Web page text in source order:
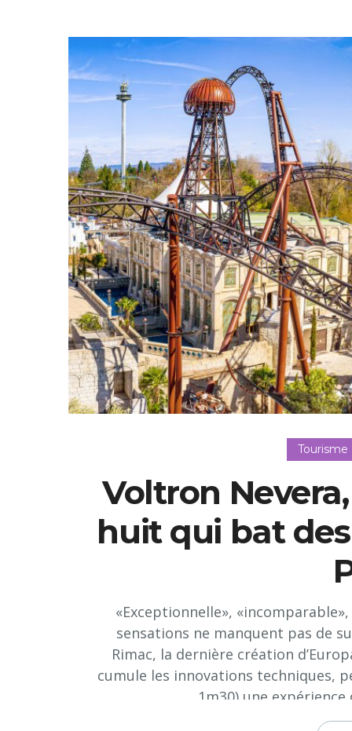
Voltron
huit qui bat
«Exceptionnelle»,
sensations ne manquent pas de
Rimac, la dernière création
cumule les innovations techniques,
1m30) une